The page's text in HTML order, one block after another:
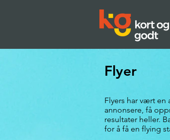
Flyer
Flyers har vært
annonsere, få
resultater heller.
for å få en flying